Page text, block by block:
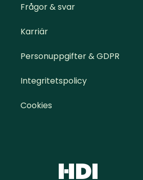
Frågor & svar
Karriär
Personuppgifter & GDPR
Integritetspolicy
Cookies